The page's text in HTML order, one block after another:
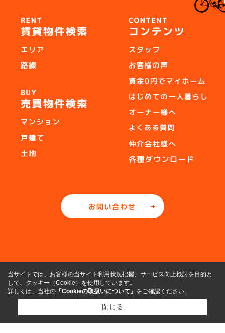
当サイトでは、お客様の当サイト利用状況把握、サービス向上検討を目的と
して、クッキー（Cookie）を使用しています。
詳しくは、当社の 「Cookieの取扱いについて」 をご確認ください。
閉じる